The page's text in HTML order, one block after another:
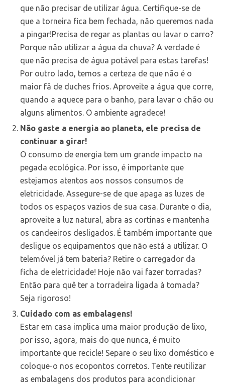
que não precisar de utilizar água. Certifique-se de
que a torneira fica bem fechada, não queremos nada
a pingar!Precisa de regar as plantas ou lavar o carro?
Porque não utilizar a água da chuva? A verdade é
que não precisa de água potável para estas tarefas!
Por outro lado, temos a certeza de que não é o
maior fã de duches frios. Aproveite a água que corre,
quando a aquece para o banho, para lavar o chão ou
alguns alimentos. O ambiente agradece!
Não gaste a energia ao planeta, ele precisa de
continuar a girar!
O consumo de energia tem um grande impacto na
pegada ecológica. Por isso, é importante que
estejamos atentos aos nossos consumos de
eletricidade. Assegure-se de que apaga as luzes de
todos os espaços vazios de sua casa. Durante o dia,
aproveite a luz natural, abra as cortinas e mantenha
os candeeiros desligados. É também importante que
desligue os equipamentos que não está a utilizar. O
telemóvel já tem bateria? Retire o carregador da
ficha de eletricidade! Hoje não vai fazer torradas?
Então para quê ter a torradeira ligada à tomada?
Seja rigoroso!
Cuidado com as embalagens!
Estar em casa implica uma maior produção de lixo,
por isso, agora, mais do que nunca, é muito
importante que recicle! Separe o seu lixo doméstico e
coloque-o nos ecopontos corretos. Tente reutilizar
as embalagens dos produtos para acondicionar